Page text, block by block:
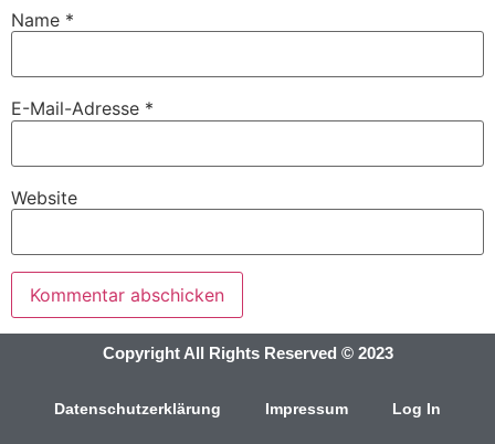
Name *
E-Mail-Adresse *
Website
Copyright All Rights Reserved © 2023
Datenschutzerklärung Impressum Log In